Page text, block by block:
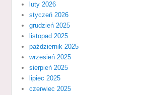
luty 2026
styczeń 2026
grudzień 2025
listopad 2025
październik 2025
wrzesień 2025
sierpień 2025
lipiec 2025
czerwiec 2025